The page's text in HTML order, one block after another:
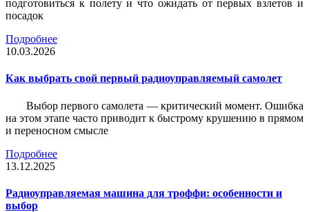
подготовиться к полету и что ожидать от первых взлетов и
посадок
Подробнее
10.03.2026
Как выбрать свой первый радиоуправляемый самолет
Выбор первого самолета — критический момент. Ошибка
на этом этапе часто приводит к быстрому крушению в прямом
и переносном смысле
Подробнее
13.12.2025
Радиоуправляемая машина для троффи: особенности и
выбор